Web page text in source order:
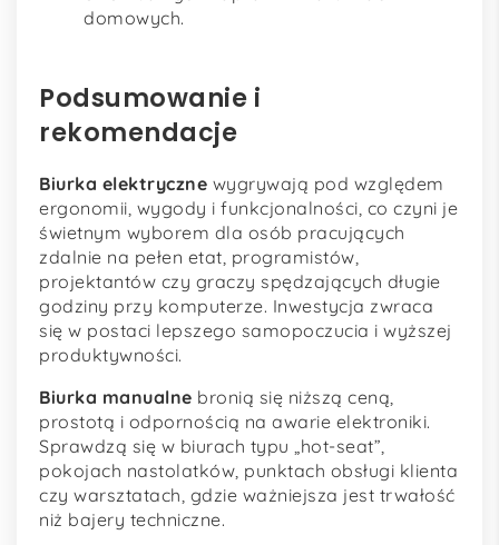
domowych.
Podsumowanie i
rekomendacje
Biurka elektryczne wygrywają pod względem
ergonomii, wygody i funkcjonalności, co czyni je
świetnym wyborem dla osób pracujących
zdalnie na pełen etat, programistów,
projektantów czy graczy spędzających długie
godziny przy komputerze. Inwestycja zwraca
się w postaci lepszego samopoczucia i wyższej
produktywności.
Biurka manualne bronią się niższą ceną,
prostotą i odpornością na awarie elektroniki.
Sprawdzą się w biurach typu „hot-seat”,
pokojach nastolatków, punktach obsługi klienta
czy warsztatach, gdzie ważniejsza jest trwałość
niż bajery techniczne.